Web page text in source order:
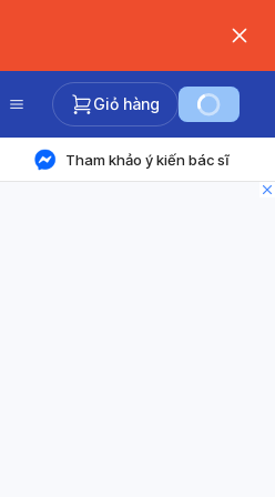
Giỏ hàng
Tham khảo ý kiến bác sĩ